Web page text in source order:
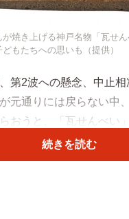
が焼き上げる神戸名物「瓦せ
もたちへの思いも（提供）
第2波への懸念、中止相
元通りには戻らない中
おうと、「瓦せんべい
菓子店「亀井堂総本店」
エ」の瓦せんべいが人
続きを読む